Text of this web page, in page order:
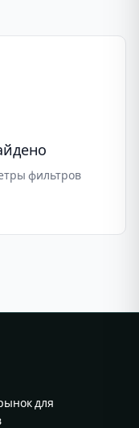
фильтров
для